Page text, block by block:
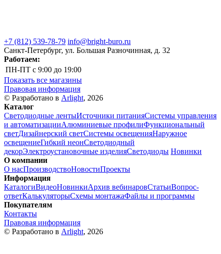
+7 (812) 539-78-79 info@bright-buro.ru
Санкт-Петербург, ул. Большая Разночинная, д. 32
Работаем:
ПН-ПТ с 9:00 до 19:00
Показать все магазины
Правовая информация
© Разработано в Arlight, 2026
Каталог
Светодиодные лентыИсточники питанияСистемы управления
и автоматизацииАлюминиевые профилиФункциональный
светДизайнерский светСистемы освещенияНаружное
освещениеГибкий неонСветодиодный
декорЭлектроустановочные изделияСветодиоды Новинки
О компании
О насПроизводствоНовостиПроекты
Информация
КаталогиВидеоНовинкиАрхив вебинаровСтатьиВопрос-
ответКалькуляторыСхемы монтажаФайлы и программы
Покупателям
Контакты
Правовая информация
© Разработано в Arlight, 2026